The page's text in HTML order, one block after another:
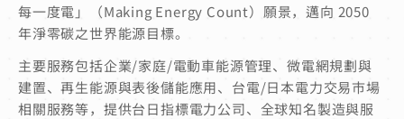
每一度電」（Making Energy Count）願景，邁向 2050
年淨零碳之世界能源目標。
主要服務包括企業/家庭/電動車能源管理、微電網規劃與
建置、再生能源與表後儲能應用、台電/日本電力交易市場
相關服務等，提供台日指標電力公司、全球知名製造與服